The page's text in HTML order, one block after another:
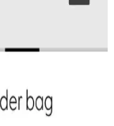
ve şık
karşılanıyor.